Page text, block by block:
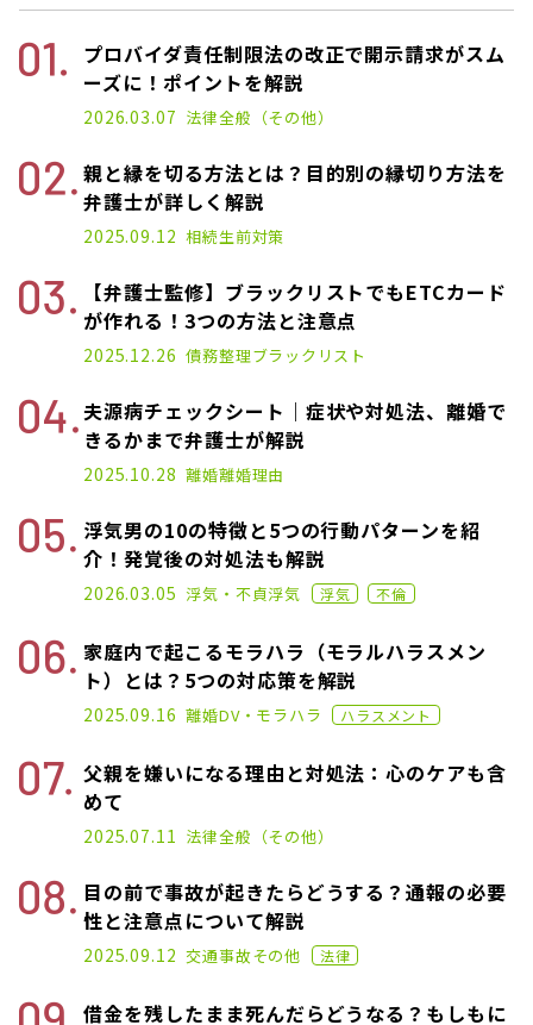
プロバイダ責任制限法の改正で開示請求がスム
ーズに！ポイントを解説
2022.11.14
2026.03.07 法律全般（その他）
親と縁を切る方法とは？目的別の縁切り方法を
弁護士が詳しく解説
2025.03.10
2025.09.12 相続生前対策
【弁護士監修】ブラックリストでもETCカード
が作れる！3つの方法と注意点
2021.01.14
2025.12.26 債務整理ブラックリスト
夫源病チェックシート｜症状や対処法、離婚で
きるかまで弁護士が解説
2025.01.17
2025.10.28 離婚離婚理由
浮気男の10の特徴と5つの行動パターンを紹
介！発覚後の対処法も解説
2022.12.07
2026.03.05 浮気・不貞浮気 浮気 不倫
家庭内で起こるモラハラ（モラルハラスメン
ト）とは？5つの対応策を解説
2020.11.02
2025.09.16 離婚DV・モラハラ ハラスメント
父親を嫌いになる理由と対処法：心のケアも含
めて
2025.02.19
2025.07.11 法律全般（その他）
目の前で事故が起きたらどうする？通報の必要
性と注意点について解説
2021.02.26
2025.09.12 交通事故その他 法律
借金を残したまま死んだらどうなる？もしもに